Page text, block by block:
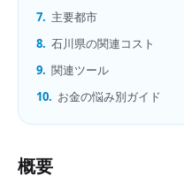
7. 主要都市
8. 石川県の関連コスト
9. 関連ツール
10. お金の悩み別ガイド
概要